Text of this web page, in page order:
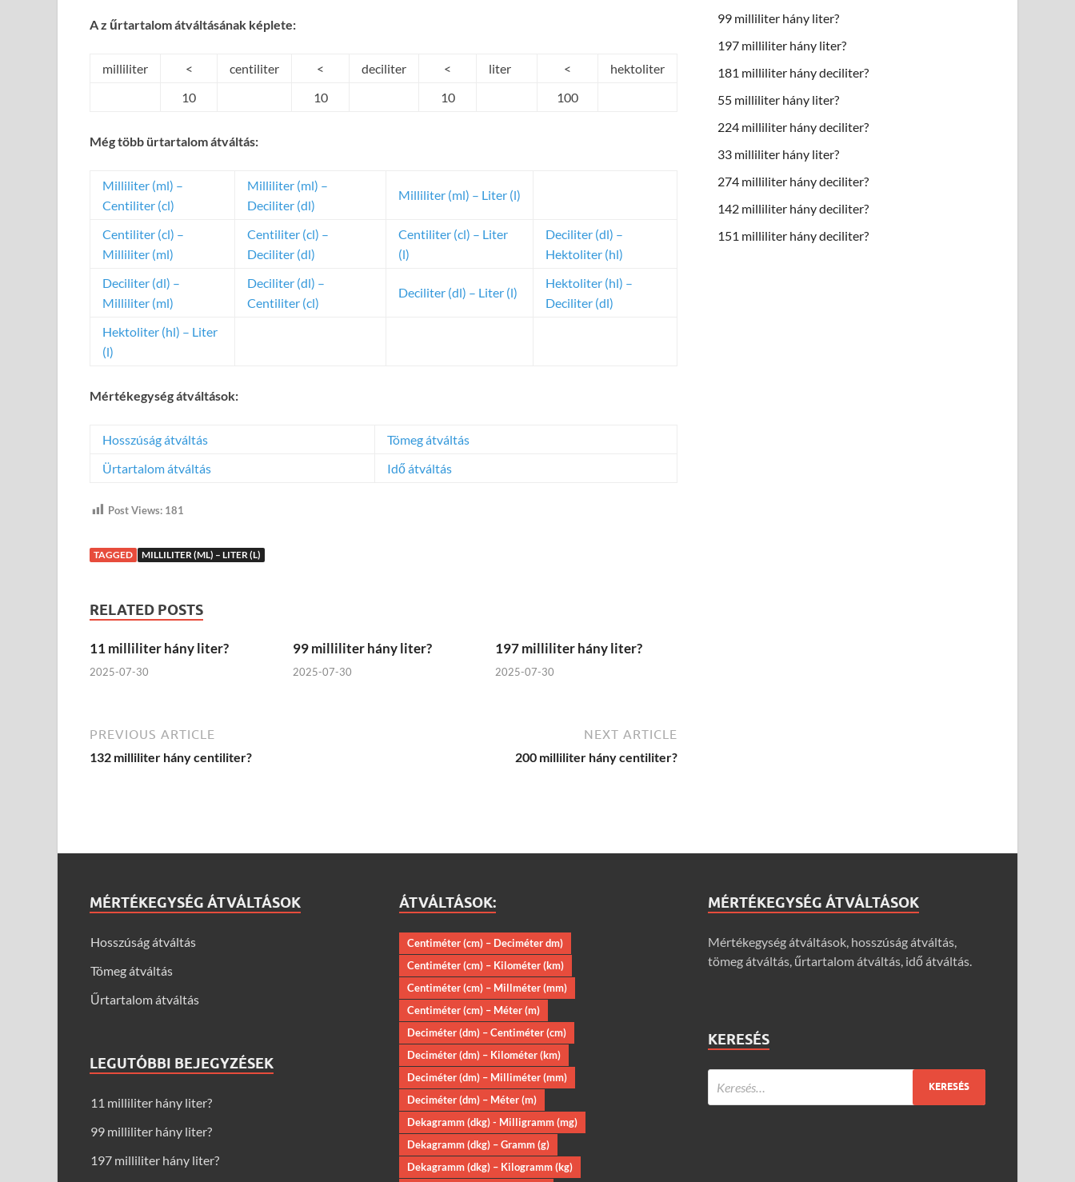
A z űrtartalom átváltásának képlete:
milliliter < centiliter < deciliter < liter <
hektoliter
10
10 10 100
Még több ürtartalom átváltás:
Milliliter (ml) –
Centiliter (cl)
Milliliter (ml) –
Deciliter (dl)
Milliliter (ml) – Liter (l)
Centiliter (cl) –
Milliliter (ml)
Centiliter (cl) –
Deciliter (dl)
Centiliter (cl) – Liter
(l)
Deciliter (dl) –
Hektoliter (hl)
Deciliter (dl) –
Milliliter (ml)
Deciliter (dl) –
Centiliter (cl)
Deciliter (dl) – Liter (l)
Hektoliter (hl) –
Deciliter (dl)
Hektoliter (hl) – Liter
(l)
Mértékegység átváltások:
Hosszúság átváltás
Tömeg átváltás
Ürtartalom átváltás
Idő átváltás
Post Views: 181
TAGGED MILLILITER (ML) – LITER (L)
RELATED POSTS
11 milliliter hány liter?
2025-07-30
99 milliliter hány liter?
2025-07-30
197 milliliter hány liter?
2025-07-30
PREVIOUS ARTICLE
132 milliliter hány centiliter?
NEXT ARTICLE
200 milliliter hány centiliter?
99 milliliter hány liter?
197 milliliter hány liter?
181 milliliter hány deciliter?
55 milliliter hány liter?
224 milliliter hány deciliter?
33 milliliter hány liter?
274 milliliter hány deciliter?
142 milliliter hány deciliter?
151 milliliter hány deciliter?
MÉRTÉKEGYSÉG ÁTVÁLTÁSOK
Hosszúság átváltás
Tömeg átváltás
Űrtartalom átváltás
LEGUTÓBBI BEJEGYZÉSEK
11 milliliter hány liter?
99 milliliter hány liter?
197 milliliter hány liter?
ÁTVÁLTÁSOK:
Centiméter (cm) – Deciméter dm)
Centiméter (cm) – Kilométer (km)
Centiméter (cm) – Millméter (mm)
Centiméter (cm) – Méter (m)
Deciméter (dm) – Centiméter (cm)
Deciméter (dm) – Kilométer (km)
Deciméter (dm) – Milliméter (mm)
Deciméter (dm) – Méter (m)
Dekagramm (dkg) - Milligramm (mg)
Dekagramm (dkg) – Gramm (g)
Dekagramm (dkg) – Kilogramm (kg)
MÉRTÉKEGYSÉG ÁTVÁLTÁSOK
Mértékegység átváltások, hosszúság átváltás,
tömeg átváltás, űrtartalom átváltás, idő átváltás.
KERESÉS